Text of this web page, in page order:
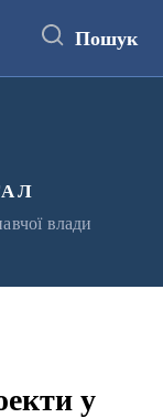
Пошук
влади
у